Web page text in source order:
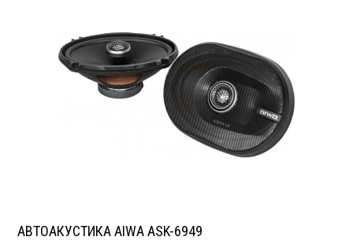
АВТОАКУСТИКА AIWA ASK-6949